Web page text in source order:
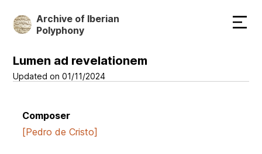
Skip
to
content
Archive of Iberian
Polyphony
Lumen ad revelationem
Updated on 01/11/2024
Composer
[Pedro de Cristo]